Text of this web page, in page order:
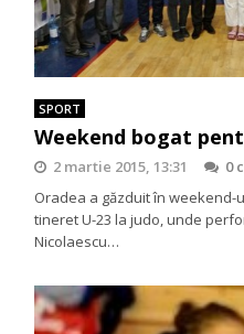
SPORT
Weekend bogat
2 martie 2015, 13:31
0
Oradea a găzduit în
tineret U-23 la judo, unde
Nicolaescu…